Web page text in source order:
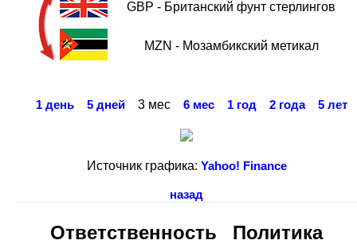
GBP - Британский фунт стерлингов
MZN - Мозамбикский метикал
1 день 5 дней 3 мес 6 мес 1 год 2 года 5 лет
Источник графика: Yahoo! Finance
назад
Ответственность Политика